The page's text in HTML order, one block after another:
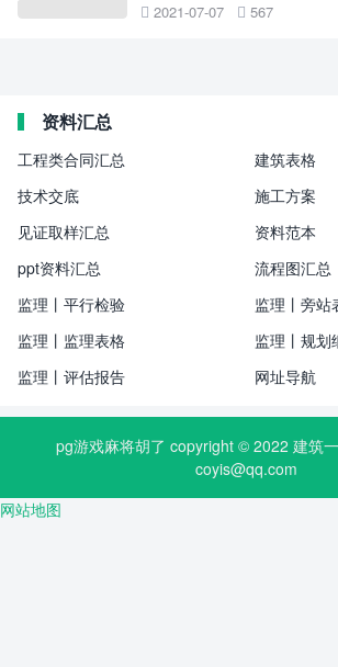
 2021-07-07  567
资料汇总
工程类合同汇总
建筑表格
技术交底
施工方案
见证取样汇总
资料范本
ppt资料汇总
流程图汇总
监理丨平行检验
监理丨旁站
监理丨监理表格
监理丨规划
监理丨评估报告
网址导航
pg游戏麻将胡了 copyright © 2022 建筑
coyis@qq.com
网站地图